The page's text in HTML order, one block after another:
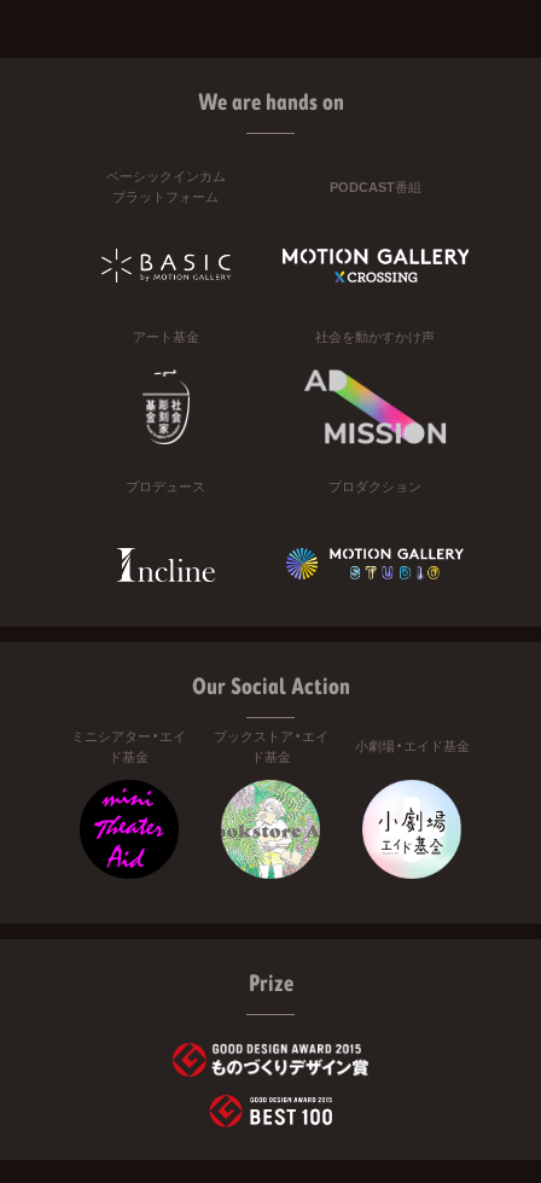
We are hands on
ベーシックインカム
プラットフォーム
PODCAST番組
アート基金 社会を動かすかけ声
プロデュース プロダクション
Our Social Action
ミニシアター・エイ
ド基金
ブックストア・エイ
ド基金
小劇場・エイド基金
Prize